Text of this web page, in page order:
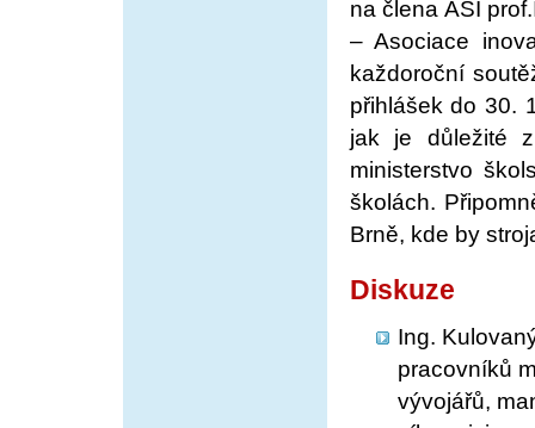
na člena ASI
– Asociace
každoroční
přihlášek do 30.
jak je důležité
ministerstvo
školách.
Brně, kde by
Diskuze
Ing.
pracovníků
vývojářů,